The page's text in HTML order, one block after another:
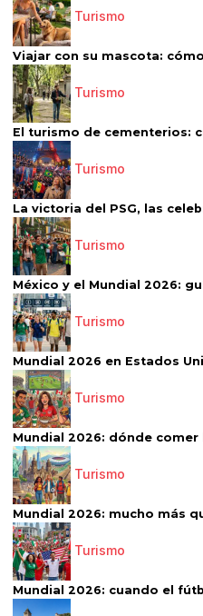
Turismo
Viajar con su mascota:
Turismo
El turismo de cementerios:
Turismo
La victoria del PSG, las
Turismo
México y el Mundial 2026:
Turismo
Mundial 2026 en Estados
Turismo
Mundial 2026: dónde comer
Turismo
Mundial 2026: mucho más
Turismo
Mundial 2026: cuando el